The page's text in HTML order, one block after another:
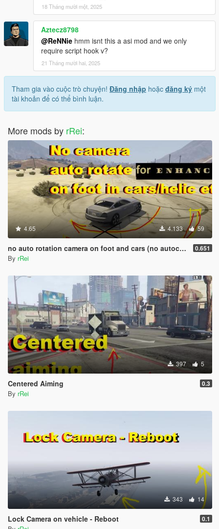
18 Tháng mười một, 2025
Aztecz8798
@ReNNie hmm isnt this a asi mod and we only
require script hook v?
21 Tháng mười hai, 2025
Tham gia vào cuộc trò chuyện! Đăng nhập hoặc đăng ký một
tài khoản để có thể bình luận.
More mods by rRei:
4.65 4.133 59
no auto rotation camera on foot and cars (no autocentering) 0.651
By rRei
397 5
Centered Aiming 0.3
By rRei
343 14
Lock Camera on vehicle - Reboot 0.1